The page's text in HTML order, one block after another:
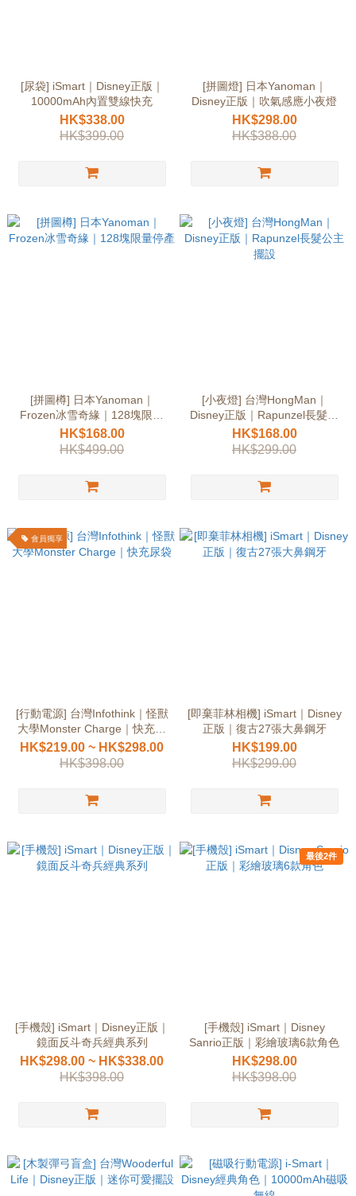
[尿袋] iSmart｜Disney正版｜
10000mAh內置雙線快充
HK$338.00
HK$399.00
[拼圖燈] 日本Yanoman｜
Disney正版｜吹氣感應小夜燈
HK$298.00
HK$388.00
[拼圖樽] 日本Yanoman｜
Frozen冰雪奇緣｜128塊限量
停產
HK$168.00
HK$499.00
[小夜燈] 台灣HongMan｜
Disney正版｜Rapunzel長髮公
主擺設
HK$168.00
HK$299.00
會員獨享
[行動電源] 台灣Infothink｜怪獸
大學Monster Charge｜快充尿
袋
HK$219.00 ~ HK$298.00
HK$398.00
[即棄菲林相機] iSmart｜Disney
正版｜復古27張大鼻鋼牙
HK$199.00
HK$299.00
[手機殼] iSmart｜Disney正版｜
鏡面反斗奇兵經典系列
HK$298.00 ~ HK$338.00
HK$398.00
最後2件
[手機殼] iSmart｜Disney
Sanrio正版｜彩繪玻璃6款角色
HK$298.00
HK$398.00